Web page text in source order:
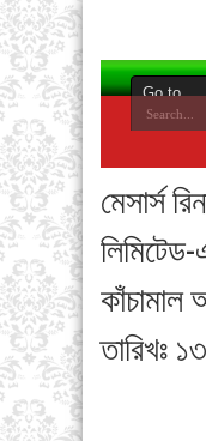
মেসার্স
কাঁচামাল
তারিখঃ